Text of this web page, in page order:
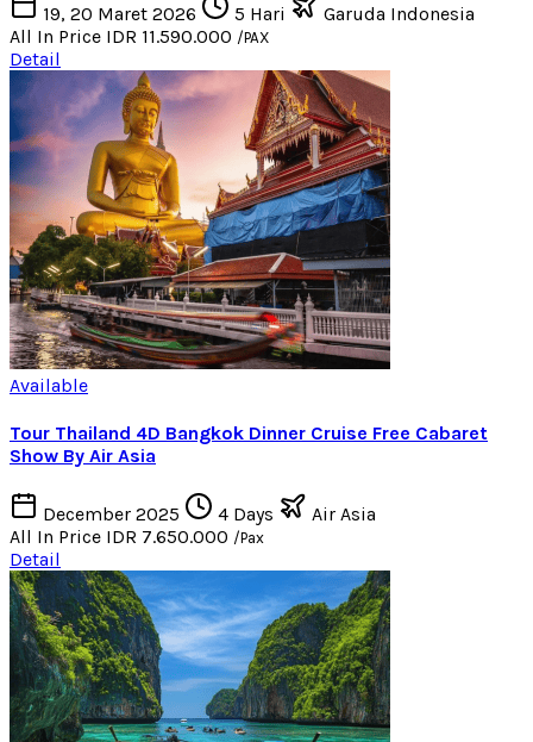
19, 20 Maret 2026 5 Hari
Garuda Indonesia
All In Price IDR 11.590.000 /PAX
Detail
Available
Tour Thailand 4D Bangkok Dinner Cruise Free Cabaret
Show By Air Asia
December 2025 4 Days
Air Asia
All In Price IDR 7.650.000 /Pax
Detail